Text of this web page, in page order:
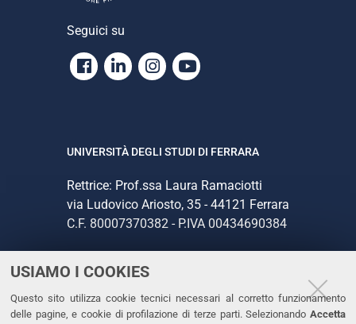
USIAMO I COOKIES
Questo sito utilizza cookie tecnici necessari al corretto funzionamento
delle pagine, e cookie di profilazione di terze parti. Selezionando Accetta
Seguici su
Facebook
LinkedinInstagram
Youtube
UNIVERSITÀ DEGLI STUDI DI FERRARA
Rettrice: Prof.ssa Laura Ramaciotti
via Ludovico Ariosto, 35 - 44121 Ferrara
C.F. 80007370382 - P.IVA 00434690384
CONTATTI
Tel. +39 0532 293111